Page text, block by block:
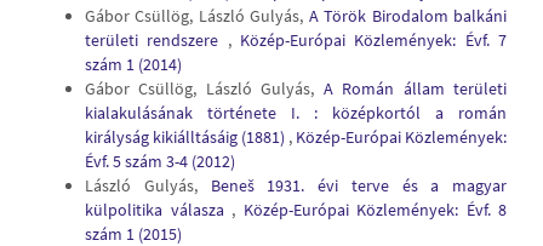
Gábor Csüllög, László Gulyás, A Török Birodalom balkáni
területi rendszere , Közép-Európai Közlemények: Évf. 7
szám 1 (2014)
Gábor Csüllög, László Gulyás, A Román állam területi
kialakulásának története I. : középkortól a román
királyság kikiálltásáig (1881) , Közép-Európai Közlemények:
Évf. 5 szám 3-4 (2012)
László Gulyás, Beneš 1931. évi terve és a magyar
külpolitika válasza , Közép-Európai Közlemények: Évf. 8
szám 1 (2015)